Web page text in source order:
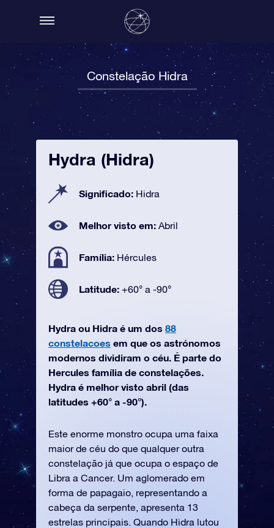
Constelação Hidra
Hydra (Hidra)
Significado: Hidra
Melhor visto em: Abril
Família: Hércules
Latitude: +60° a -90°
Hydra ou Hidra é um dos 88
constelacoes em que os astrónomos
modernos dividiram o céu. É parte do
Hercules família de constelações.
Hydra é melhor visto abril (das
latitudes +60° a -90°).
Este enorme monstro ocupa uma faixa
maior de céu do que qualquer outra
constelação já que ocupa o espaço de
Libra a Cancer. Um aglomerado em
forma de papagaio, representando a
cabeça da serpente, apresenta 13
estrelas principais. Quando Hidra lutou